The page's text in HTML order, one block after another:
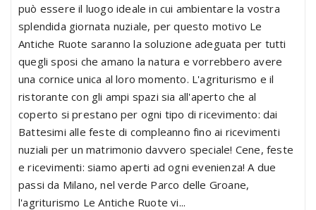
può essere il luogo ideale in cui ambientare la vostra
splendida giornata nuziale, per questo motivo Le
Antiche Ruote saranno la soluzione adeguata per tutti
quegli sposi che amano la natura e vorrebbero avere
una cornice unica al loro momento. L'agriturismo e il
ristorante con gli ampi spazi sia all'aperto che al
coperto si prestano per ogni tipo di ricevimento: dai
Battesimi alle feste di compleanno fino ai ricevimenti
nuziali per un matrimonio davvero speciale! Cene, feste
e ricevimenti: siamo aperti ad ogni evenienza! A due
passi da Milano, nel verde Parco delle Groane,
l'agriturismo Le Antiche Ruote vi...